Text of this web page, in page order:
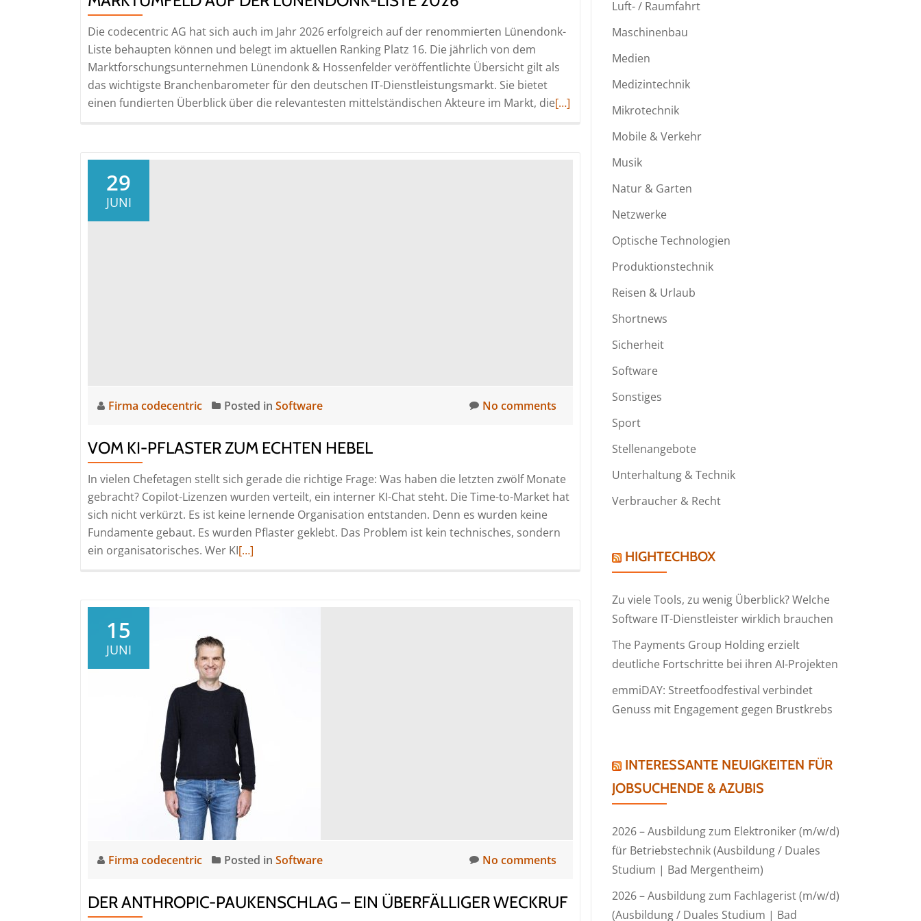
Die codecentric AG hat sich auch im Jahr 2026 erfolgreich auf der renommierten Lünendonk-
Liste behaupten können und belegt im aktuellen Ranking Platz 16. Die jährlich von dem
Marktforschungsunternehmen Lünendonk & Hossenfelder veröffentlichte Übersicht gilt als
das wichtigste Branchenbarometer für den deutschen IT-Dienstleistungsmarkt. Sie bietet
einen fundierten Überblick über die relevantesten mittelständischen Akteure im Markt, dieRead
codecentric
Marktumfeld
Lünendonk-
[…]
29
JUNI
Firma codecentric Posted in Software No comments
VOM KI-PFLASTER ZUM ECHTEN HEBEL
In vielen Chefetagen stellt sich gerade die richtige Frage: Was haben die letzten zwölf Monate
gebracht? Copilot-Lizenzen wurden verteilt, ein interner KI-Chat steht. Die Time-to-Market hat
sich nicht verkürzt. Es ist keine lernende Organisation entstanden. Denn es wurden keine
Fundamente gebaut. Es wurden Pflaster geklebt. Das Problem ist kein technisches, sondern
ein organisatorisches. Wer KIRead
Hebel
[…]
15
JUNI
Firma codecentric Posted in Software No comments
DER ANTHROPIC-PAUKENSCHLAG – EIN ÜBERFÄLLIGER WECKRUF
Luft- / Raumfahrt
Maschinenbau
Medien
Medizintechnik
Mikrotechnik
Mobile & Verkehr
Musik
Natur & Garten
Netzwerke
Optische Technologien
Produktionstechnik
Reisen & Urlaub
Shortnews
Sicherheit
Software
Sonstiges
Sport
Stellenangebote
Unterhaltung & Technik
Verbraucher & Recht
HIGHTECHBOX
Zu viele Tools, zu wenig Überblick? Welche
Software IT-Dienstleister wirklich brauchen
The Payments Group Holding erzielt
deutliche Fortschritte bei ihren AI-Projekten
emmiDAY: Streetfoodfestival verbindet
Genuss mit Engagement gegen Brustkrebs
INTERESSANTE NEUIGKEITEN FÜR
JOBSUCHENDE & AZUBIS
2026 – Ausbildung zum Elektroniker (m/w/d)
für Betriebstechnik (Ausbildung / Duales
Studium | Bad Mergentheim)
2026 – Ausbildung zum Fachlagerist (m/w/d)
(Ausbildung / Duales Studium | Bad